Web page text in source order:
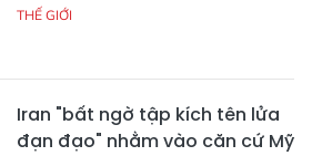
THẾ GIỚI
Iran "bất ngờ tập kích tên lửa
đạn đạo" nhằm vào căn cứ Mỹ